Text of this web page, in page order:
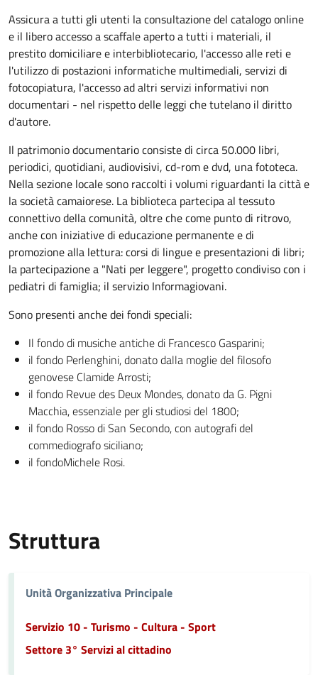
Assicura a tutti gli utenti la consultazione del catalogo online
e il libero accesso a scaffale aperto a tutti i materiali, il
prestito domiciliare e interbibliotecario, l'accesso alle reti e
l'utilizzo di postazioni informatiche multimediali, servizi di
fotocopiatura, l'accesso ad altri servizi informativi non
documentari - nel rispetto delle leggi che tutelano il diritto
d'autore.
Il patrimonio documentario consiste di circa 50.000 libri,
periodici, quotidiani, audiovisivi, cd-rom e dvd, una fototeca.
Nella sezione locale sono raccolti i volumi riguardanti la città e
la società camaiorese. La biblioteca partecipa al tessuto
connettivo della comunità, oltre che come punto di ritrovo,
anche con iniziative di educazione permanente e di
promozione alla lettura: corsi di lingue e presentazioni di libri;
la partecipazione a "Nati per leggere", progetto condiviso con i
pediatri di famiglia; il servizio Informagiovani.
Sono presenti anche dei fondi speciali:
Il fondo di musiche antiche di Francesco Gasparini;
il fondo Perlenghini, donato dalla moglie del filosofo
genovese Clamide Arrosti;
il fondo Revue des Deux Mondes, donato da G. Pigni
Macchia, essenziale per gli studiosi del 1800;
il fondo Rosso di San Secondo, con autografi del
commediografo siciliano;
il fondoMichele Rosi.
Struttura
Unità Organizzativa Principale
Servizio 10 - Turismo - Cultura - Sport
Settore 3° Servizi al cittadino